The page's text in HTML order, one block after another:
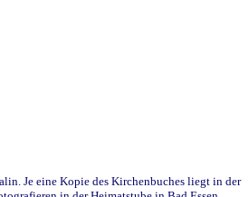
Je eine Kopie des Kirchenbuches liegt in der